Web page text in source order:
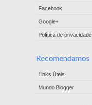
Facebook
Google+
Política de privacidade
Recomendamos
Links Úteis
Mundo Blogger